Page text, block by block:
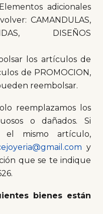
adicionales
CAMANDULAS,
DISEÑOS
los artículos de
de PROMOCION,
reembolsar.
reemplazamos los
o dañados. Si
el mismo artículo,
y
que se te indique
bienes están